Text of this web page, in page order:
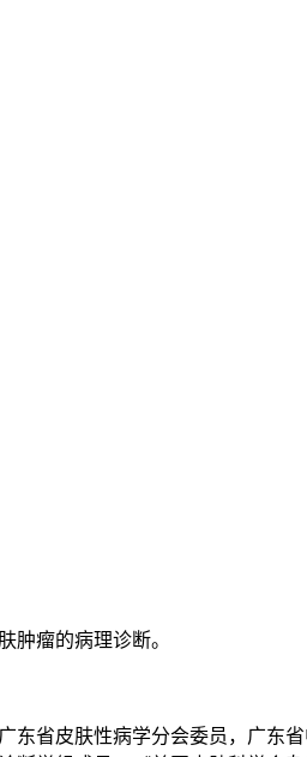
肿瘤的病理诊断。
东省皮肤性病学分会委员，广东